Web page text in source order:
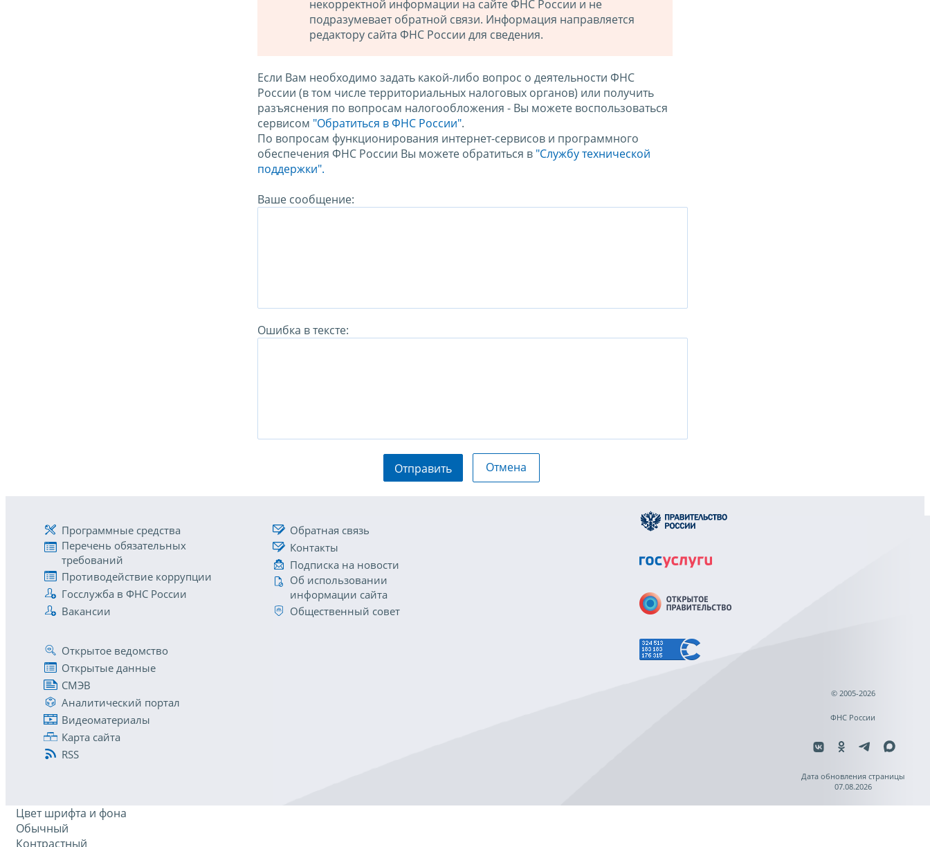
некорректной информации на сайте ФНС России и не
подразумевает обратной связи. Информация направляется
редактору сайта ФНС России для сведения.
Если Вам необходимо задать какой-либо вопрос о деятельности ФНС
России (в том числе территориальных налоговых органов) или получить
разъяснения по вопросам налогообложения - Вы можете воспользоваться
сервисом "Обратиться в ФНС России".
По вопросам функционирования интернет-сервисов и программного
обеспечения ФНС России Вы можете обратиться в "Службу технической
поддержки".
Ваше сообщение:
Ошибка в тексте:
Отправить Отмена
Программные средства
Перечень обязательных
требований
Противодействие коррупции
Госслужба в ФНС России
Вакансии
Обратная связь
Контакты
Подписка на новости
Об использовании
информации сайта
Общественный совет
Открытое ведомство
Открытые данные
СМЭВ
Аналитический портал
Видеоматериалы
Карта сайта
RSS
© 2005-2026
ФНС России
Дата обновления страницы
07.08.2026
Цвет шрифта и фона
Обычный
Контрастный